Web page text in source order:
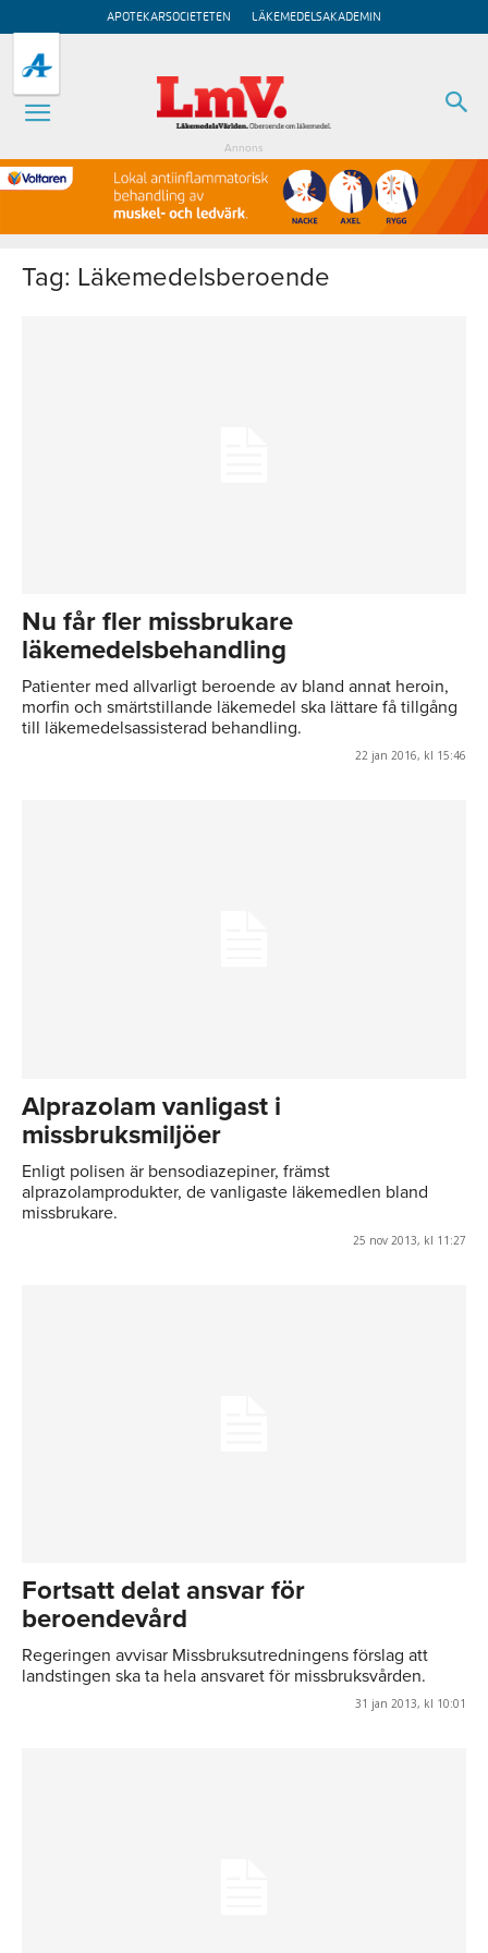
APOTEKARSOCIETETEN LÄKEMEDELSAKADEMIN
Annons
Tag: Läkemedelsberoende
Nu får fler missbrukare
läkemedelsbehandling
Patienter med allvarligt beroende av bland annat heroin,
morfin och smärtstillande läkemedel ska lättare få tillgång
till läkemedelsassisterad behandling.
22 jan 2016, kl 15:46
Alprazolam vanligast i
missbruksmiljöer
Enligt polisen är bensodiazepiner, främst
alprazolamprodukter, de vanligaste läkemedlen bland
missbrukare.
25 nov 2013, kl 11:27
Fortsatt delat ansvar för
beroendevård
Regeringen avvisar Missbruksutredningens förslag att
landstingen ska ta hela ansvaret för missbruksvården.
31 jan 2013, kl 10:01